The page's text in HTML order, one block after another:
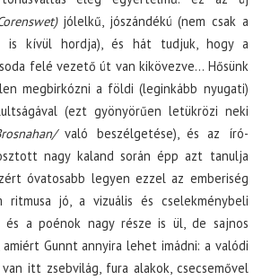
jólelkű, jószándékú (nem csak a
is kívül hordja), és hát tudjuk, hogy a
felé vezető út van kikövezve… Hősünk
megbirkózni a földi (leginkább nyugati)
(ezt gyönyörűen letükrözi neki
való beszélgetése), és az író-
nagy kaland során épp azt tanulja
óvatosabb legyen ezzel az emberiség
jó, a vizuális és cselekménybeli
és a poénok nagy része is ül, de sajnos
amiért Gunnt annyira lehet imádni: a valódi
van itt zsebvilág, fura alakok, csecsemővel